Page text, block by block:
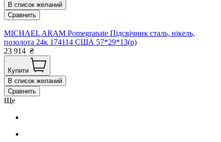
В список желаний
Сравнить
MICHAEL ARAM Pomegranate Підсвічник сталь, нікель,
позолота 24к 174114 США 57*29*13(р)
23 914 ₴
Купити
В список желаний
Сравнить
Ще